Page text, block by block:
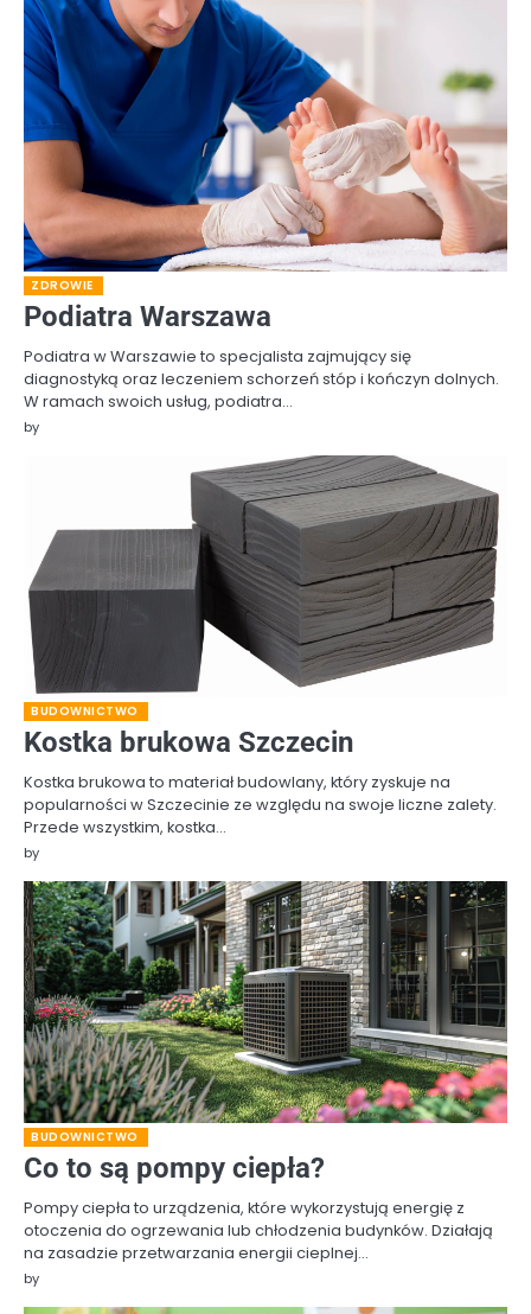
ZDROWIE
Podiatra Warszawa
Podiatra w Warszawie to specjalista zajmujący się
diagnostyką oraz leczeniem schorzeń stóp i kończyn dolnych.
W ramach swoich usług, podiatra…
by
BUDOWNICTWO
Kostka brukowa Szczecin
Kostka brukowa to materiał budowlany, który zyskuje na
popularności w Szczecinie ze względu na swoje liczne zalety.
Przede wszystkim, kostka…
by
BUDOWNICTWO
Co to są pompy ciepła?
Pompy ciepła to urządzenia, które wykorzystują energię z
otoczenia do ogrzewania lub chłodzenia budynków. Działają
na zasadzie przetwarzania energii cieplnej…
by